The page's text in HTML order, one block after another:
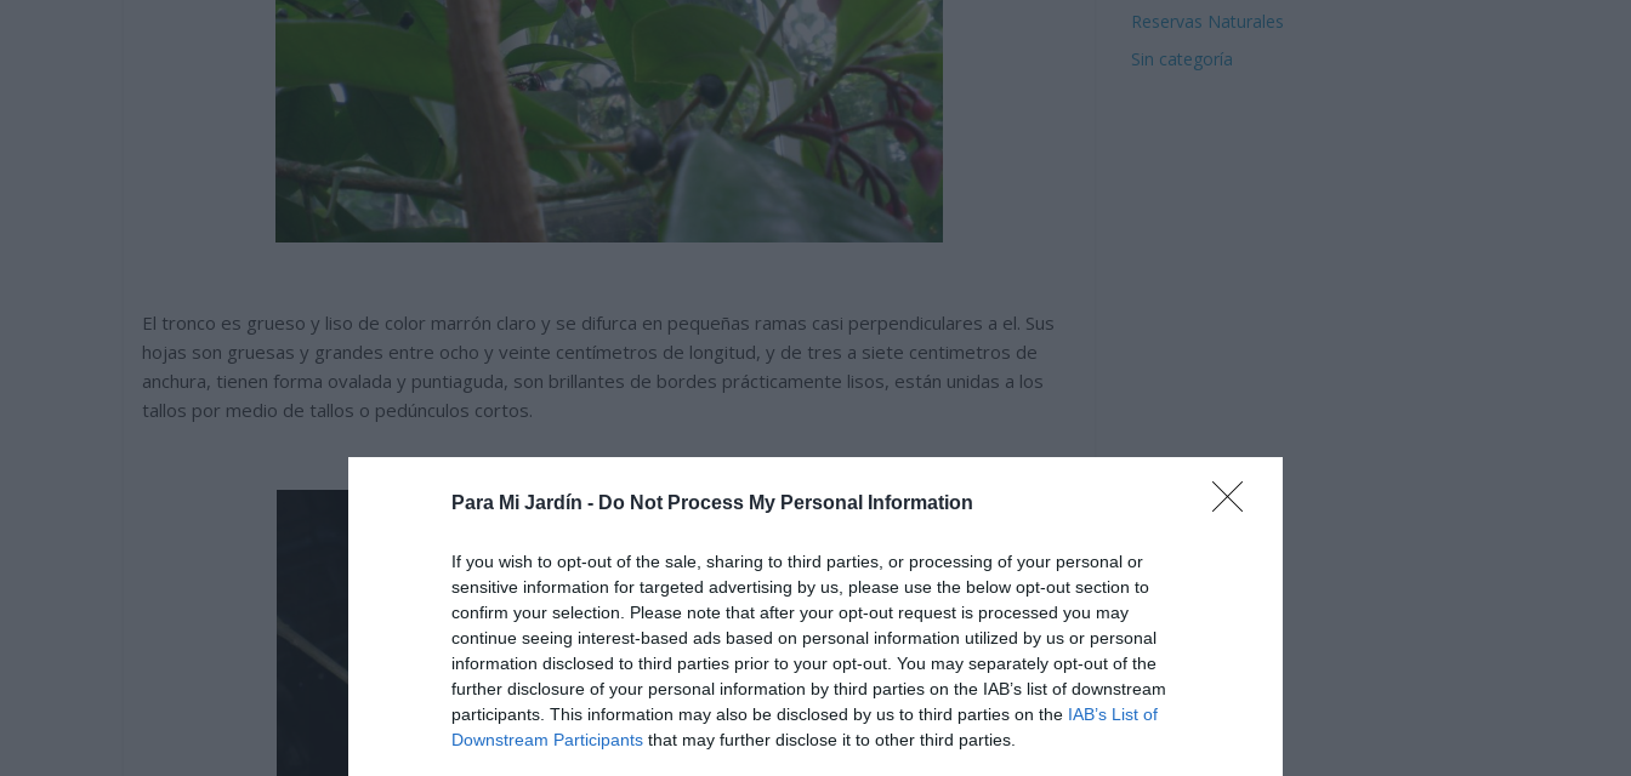
Para Mi Jardín - Do Not Process My Personal Information
If you wish to opt-out of the sale, sharing to third parties, or processing of your personal or
sensitive information for targeted advertising by us, please use the below opt-out section to
confirm your selection. Please note that after your opt-out request is processed you may
continue seeing interest-based ads based on personal information utilized by us or personal
information disclosed to third parties prior to your opt-out. You may separately opt-out of the
further disclosure of your personal information by third parties on the IAB’s list of downstream
participants. This information may also be disclosed by us to third parties on the IAB’s List of
Downstream Participants that may further disclose it to other third parties.
El tronco es grueso y liso de color marrón claro y se difurca en pequeñas ramas casi perpendiculares a el. Sus
hojas son gruesas y grandes entre ocho y veinte centímetros de longitud, y de tres a siete centimetros de
anchura, tienen forma ovalada y puntiaguda, son brillantes de bordes prácticamente lisos, están unidas a los
tallos por medio de tallos o pedúnculos cortos.
Reservas Naturales
Sin categoría